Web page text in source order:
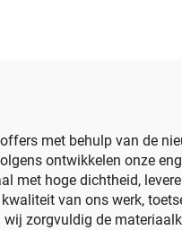
met behulp van de
ontwikkelen onze
met hoge dichtheid,
van ons werk,
zorgvuldig de